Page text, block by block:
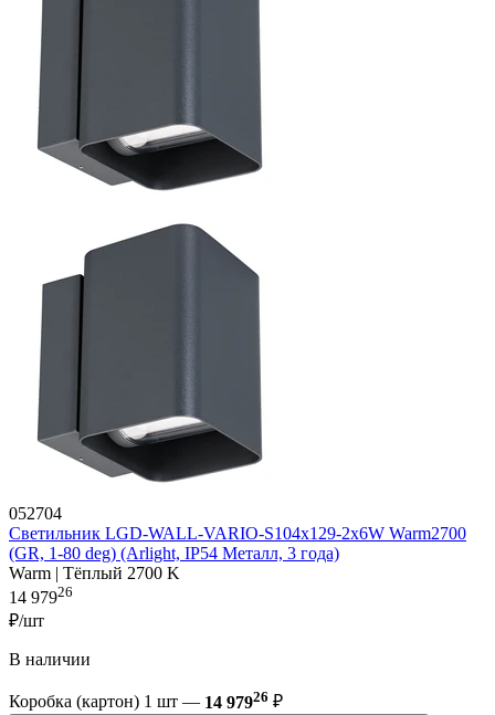
052704
Светильник LGD-WALL-VARIO-S104x129-2x6W Warm2700
(GR, 1-80 deg) (Arlight, IP54 Металл, 3 года)
Warm | Тёплый 2700 K
14 97926
₽/шт
В наличии
Коробка (картон) 1 шт — 14 97926 ₽